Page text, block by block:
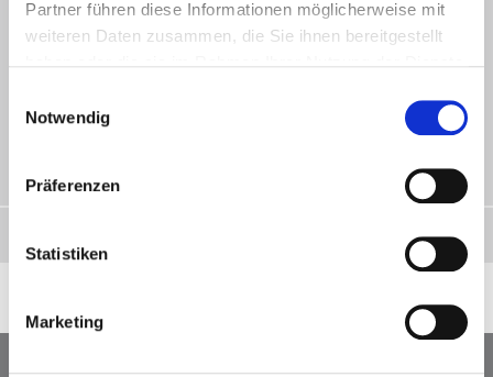
Partner führen diese Informationen möglicherweise mit
weiteren Daten zusammen, die Sie ihnen bereitgestellt
Notwendig
Präferenzen
Statistiken
Marketing
680,00€
TC L3D 3QS UGA Tischhalterung